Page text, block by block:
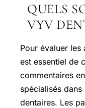
QUELS
VYV
Pour évaluer les
est essentiel de
commentaires
spécialisés
dentaires. Les